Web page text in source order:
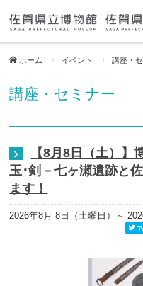
ホーム イベント 講座・
講座・セミナー
【8月8日（土）】
玉･剣－七ヶ瀬遺跡と
ます！
2026年8月 8日（土曜日） ～